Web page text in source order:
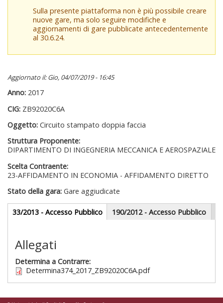
Sulla presente piattaforma non è più possibile creare
nuove gare, ma solo seguire modifiche e
aggiornamenti di gare pubblicate antecedentemente
al 30.6.24.
Aggiornato il: Gio, 04/07/2019 - 16:45
Anno: 2017
CIG: ZB92020C6A
Oggetto: Circuito stampato doppia faccia
Struttura Proponente:
DIPARTIMENTO DI INGEGNERIA MECCANICA E AEROSPAZIALE
Scelta Contraente:
23-AFFIDAMENTO IN ECONOMIA - AFFIDAMENTO DIRETTO
Stato della gara: Gare aggiudicate
Gare appalti
33/2013 - Accesso Pubblico(scheda
attiva)
190/2012 - Accesso Pubblico
Sezione redazionale
Allegati
Determina a Contrarre:
Determina374_2017_ZB92020C6A.pdf